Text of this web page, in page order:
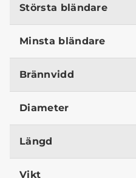
Största bländare
Minsta bländare
Brännvidd
Diameter
Längd
Vikt